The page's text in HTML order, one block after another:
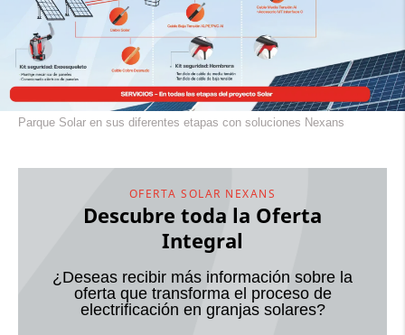
Parque Solar en sus diferentes etapas con soluciones Nexans
OFERTA SOLAR NEXANS
Descubre toda la Oferta
Integral
¿Deseas recibir más información sobre la
oferta que transforma el proceso de
electrificación en granjas solares?